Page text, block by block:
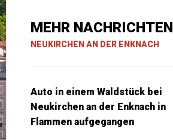
MEHR
NEUKIRCHEN AN DER ENKNACH
Auto in einem Waldstück bei
Neukirchen an der Enknach in
Flammen aufgegangen